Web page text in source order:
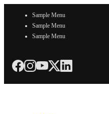
Sample Menu
Sample Menu
Sample Menu